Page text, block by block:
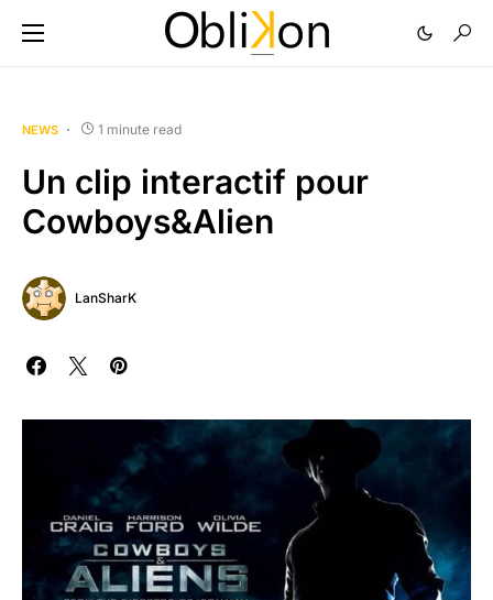
NEWS 1 minute read
Un clip interactif pour
Cowboys&Alien
LanSharK